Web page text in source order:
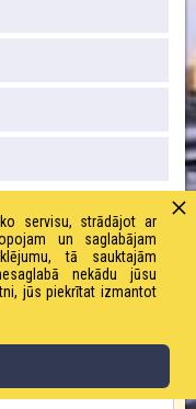
servisu, strādājot ar
un saglabājam
tā sauktajām
nekādu jūsu
jūs piekrītat izmantot